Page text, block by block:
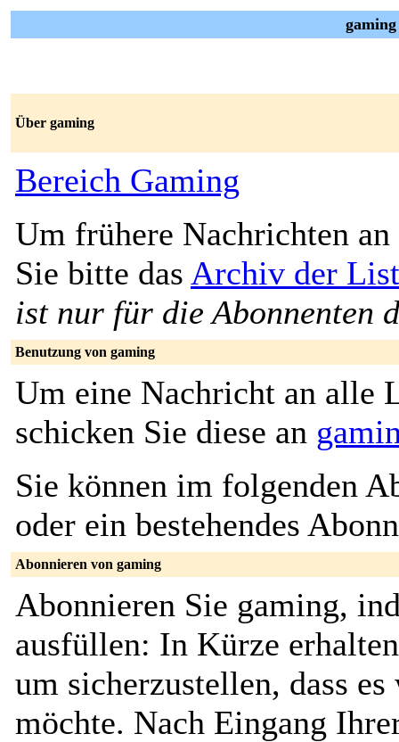
Über gaming
Bereich Gaming
Um frühere Nachrichten an
Sie bitte das Archiv der
ist nur für die Abonnenten
Benutzung von gaming
Um eine Nachricht an alle
schicken Sie diese an
Sie können im folgenden
oder ein bestehendes
Abonnieren von gaming
Abonnieren Sie gaming,
ausfüllen: In Kürze
um sicherzustellen, dass
möchte. Nach Eingang